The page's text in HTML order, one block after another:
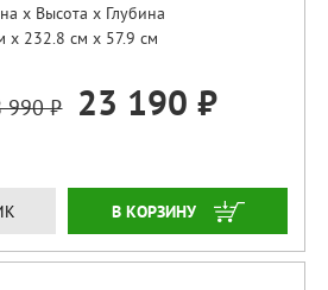
x Высота x Глубина
x 232.8 см x 57.9 см
990 ₽ 23 190 ₽
ЗАКАЗАТЬ